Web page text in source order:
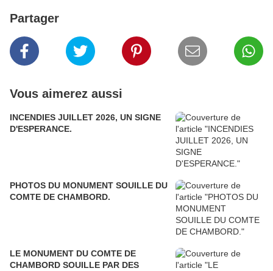
Partager
Vous aimerez aussi
INCENDIES JUILLET 2026, UN SIGNE
D'ESPERANCE.
PHOTOS DU MONUMENT SOUILLE DU
COMTE DE CHAMBORD.
LE MONUMENT DU COMTE DE
CHAMBORD SOUILLE PAR DES